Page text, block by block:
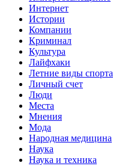
Интернет
Истории
Компании
Криминал
Культура
Лайфхаки
Летние виды спорта
Личный счет
Люди
Места
Мнения
Мода
Народная медицина
Наука
Наука и техника